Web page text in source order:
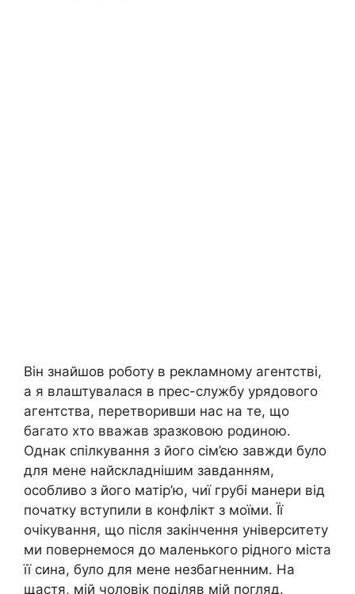
Він знайшов роботу в рекламному агентстві,
а я влаштувалася в прес-службу урядового
агентства, перетворивши нас на те, що
багато хто вважав зразковою родиною.
Однак спілкування з його сім’єю завжди було
для мене найскладнішим завданням,
особливо з його матір’ю, чиї грубі манери від
початку вступили в конфлікт з моїми. Її
очікування, що після закінчення університету
ми повернемося до маленького рідного міста
її сина, було для мене незбагненним. На
щастя, мій чоловік поділяв мій погляд.